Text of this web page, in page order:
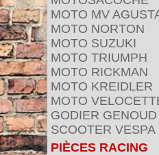
MOTO MV
MOTO NORTON
MOTO SUZUKI
MOTO TRIUMPH
MOTO RICKMAN
MOTO KREIDLER
MOTO
GODIER GENOUD
SCOOTER VESPA
PIÈCES RACING